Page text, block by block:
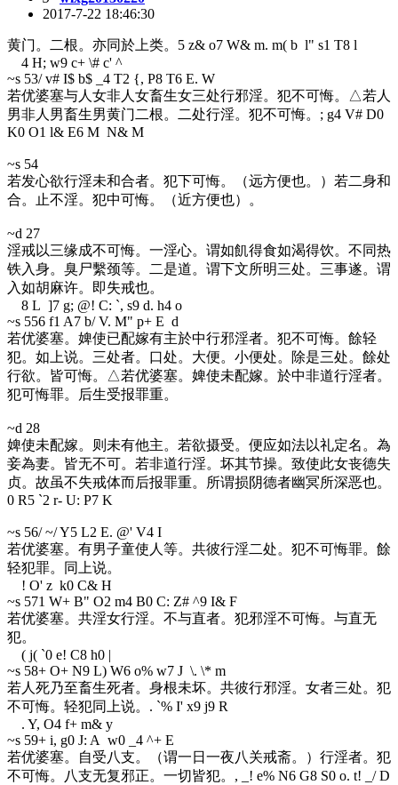
2017-7-22 18:46:30
黄门。二根。亦同於上类。 5 z& o7 W& m. m( b l" s1 T8 l
4 H; w9 c+ \# c' ^
~s 53/ v# I$ b$ _4 T2 {, P8 T6 E. W
若优婆塞与人女非人女畜生女三处行邪淫。犯不可悔。△若人
男非人男畜生男黄门二根。二处行淫。犯不可悔。 ; g4 V# D0
K0 O1 l& E6 M N& M
~s 54
若发心欲行淫未和合者。犯下可悔。（远方便也。）若二身和
合。止不淫。犯中可悔。（近方便也）。
~d 27
淫戒以三缘成不可悔。一淫心。谓如飢得食如渴得饮。不同热
铁入身。臭尸繫颈等。二是道。谓下文所明三处。三事遂。谓
入如胡麻许。即失戒也。
8 L ]7 g; @! C: `, s9 d. h4 o
~s 556 f1 A7 b/ V. M" p+ E d
若优婆塞。婢使已配嫁有主於中行邪淫者。犯不可悔。餘轻
犯。如上说。三处者。口处。大便。小便处。除是三处。餘处
行欲。皆可悔。△若优婆塞。婢使未配嫁。於中非道行淫者。
犯可悔罪。后生受报罪重。
~d 28
婢使未配嫁。则未有他主。若欲摄受。便应如法以礼定名。為
妾為妻。皆无不可。若非道行淫。坏其节操。致使此女丧德失
贞。故虽不失戒体而后报罪重。所谓损阴德者幽冥所深恶也。
0 R5 `2 r- U: P7 K
~s 56/ ~/ Y5 L2 E. @' V4 I
若优婆塞。有男子童使人等。共彼行淫二处。犯不可悔罪。餘
轻犯罪。同上说。
! O' z k0 C& H
~s 571 W+ B" O2 m4 B0 C: Z# ^9 I& F
若优婆塞。共淫女行淫。不与直者。犯邪淫不可悔。与直无
犯。
( j( `0 e! C8 h0 |
~s 58+ O+ N9 L) W6 o% w7 J \. \* m
若人死乃至畜生死者。身根未坏。共彼行邪淫。女者三处。犯
不可悔。轻犯同上说。 . `% I' x9 j9 R
. Y, O4 f+ m& y
~s 59+ i, g0 J: A w0 _4 ^+ E
若优婆塞。自受八支。（谓一日一夜八关戒斋。）行淫者。犯
不可悔。八支无复邪正。一切皆犯。 , _! e% N6 G8 S0 o. t! _/ D